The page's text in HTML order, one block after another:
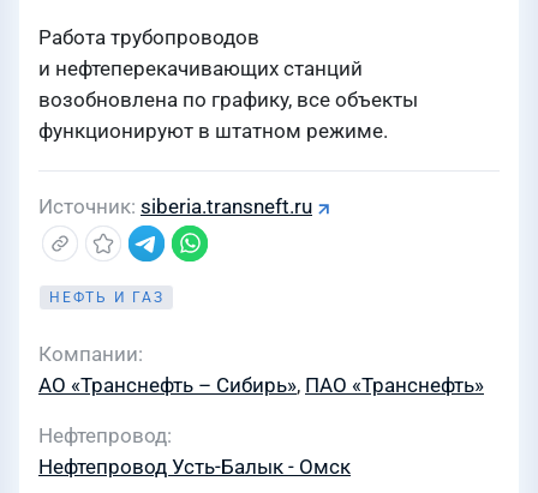
Работа трубопроводов
и нефтеперекачивающих станций
возобновлена по графику, все объекты
функционируют в штатном режиме.
Источник siberia.transneft.ru
НЕФТЬ И ГАЗ
Компании
АО «Транснефть – Сибирь», ПАО «Транснефть»
Нефтепровод
Нефтепровод Усть-Балык - Омск